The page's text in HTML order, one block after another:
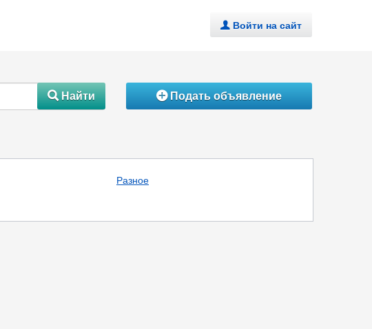
. Войти на сайт
#Найти ÁПодать объявление
Разное